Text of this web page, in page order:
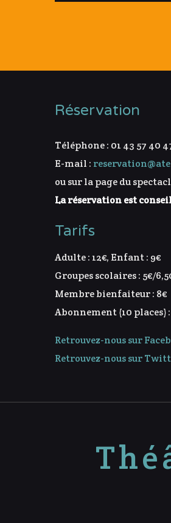
Réservation
Téléphone : 01 43 57 40
E-mail :
ou sur la page du
La réservation est
Tarifs
Adulte : 12€, Enfant : 9€
Groupes scolaires : 5€/
Membre bienfaiteur : 8€
Abonnement (10 places) :
Retrouvez-nous sur
Retrouvez-nous sur